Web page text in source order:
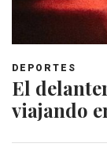
DEPORTES
El
viajando